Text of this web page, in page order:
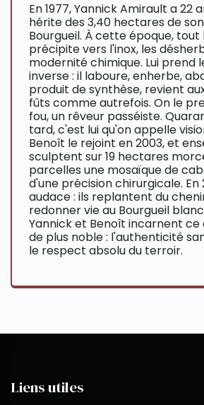
En 1977, Yannick Amirault a 22
hérite des 3,40 hectares de
Bourgueil. À cette époque, tout
précipite vers l'inox, les
modernité chimique. Lui prend
inverse : il laboure, enherbе,
produit de synthèse, revient
fûts comme autrefois. On le
fou, un rêveur passéiste.
tard, c'est lui qu'on appelle
Benoît le rejoint en 2003, et
sculptent sur 19 hectares
parcelles une mosaïque de
d'une précision chirurgicale. En
audace : ils replantent du
redonner vie au Bourgueil
Yannick et Benoît incarnent ce
de plus noble : l'authenticité
le respect absolu du terroir.
Liens utiles